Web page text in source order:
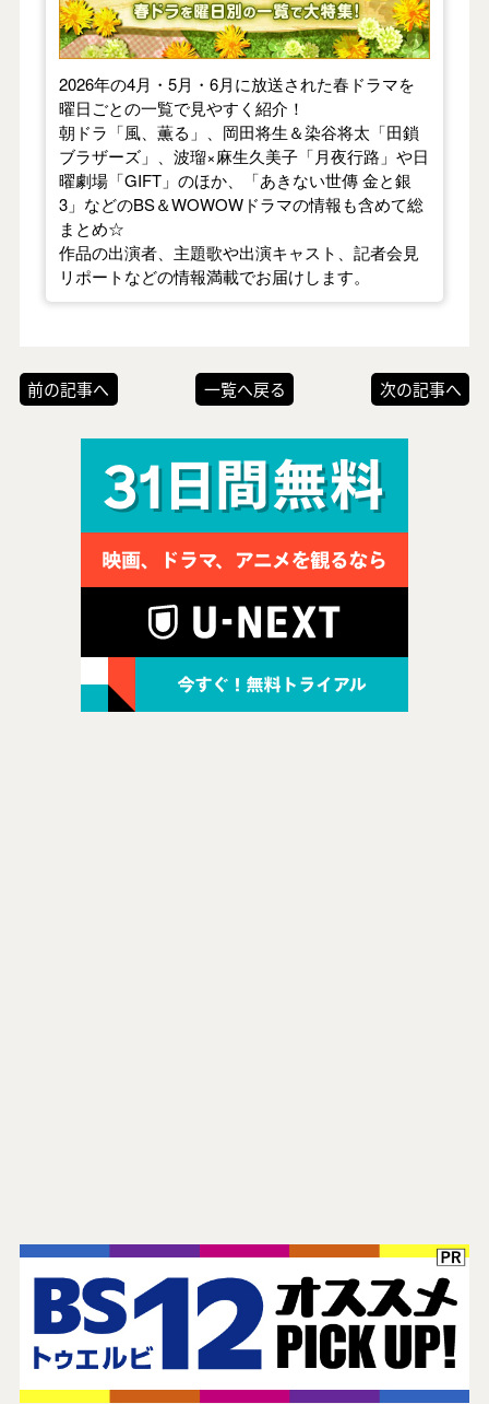
2026年の4月・5月・6月に放送された春ドラマを
曜日ごとの一覧で見やすく紹介！
朝ドラ「風、薫る」、岡田将生＆染谷将太「田鎖
ブラザーズ」、波瑠×麻生久美子「月夜行路」や日
曜劇場「GIFT」のほか、「あきない世傳 金と銀
3」などのBS＆WOWOWドラマの情報も含めて総
まとめ☆
作品の出演者、主題歌や出演キャスト、記者会見
リポートなどの情報満載でお届けします。
前の記事へ 一覧へ戻る 次の記事へ